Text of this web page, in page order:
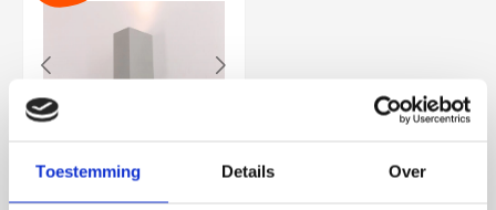
Toestemming Details Over
up / down LED lamp